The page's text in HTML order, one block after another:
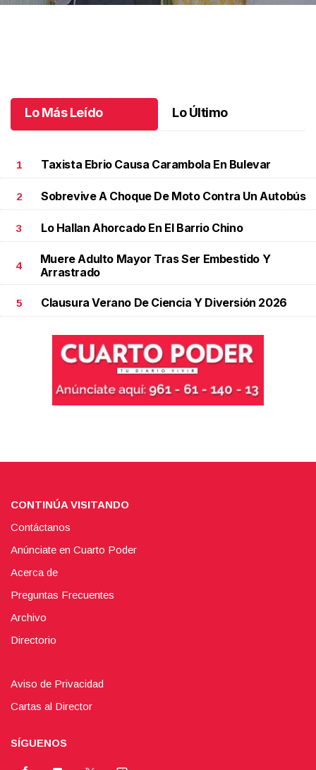
Lo Más Leído Lo Último
1 Taxista Ebrio Causa Carambola En Bulevar
2 Sobrevive A Choque De Moto Contra Un Autobús
3 Lo Hallan Ahorcado En El Barrio Chino
4
Muere Adulto Mayor Tras Ser Embestido Y
Arrastrado
5 Clausura Verano De Ciencia Y Diversión 2026
CONTINÚA VISITANDO
Contáctanos
Anúnciate en Cuarto Poder
Acerca de
Preguntas Frecuentes
Archivo
Directorio
Aviso de Privacidad
Cartas al Director
SÍGUENOS